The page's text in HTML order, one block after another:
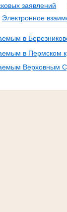
заявлений
Электронное
в
в Пермском
Верховным